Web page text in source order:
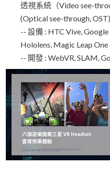
透視系統（Video see-
(Optical see-through, OST)
-- 設備 : HTC Vive,
Hololens, Magic Leap One
-- 開發 : WebVR, SLAM,